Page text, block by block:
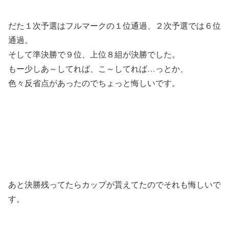
だた１次予選はフルマークの１位通過、２次予選では６位
通過。
そして準決勝で９位、上位８組が決勝でした。
もー少しあ～してれば、こ～してれば…っとか、
色々反省点があったのでちょっと悔しいです。
あと決勝残ってたらカップが貰えてたのでそれも悔しいで
す。